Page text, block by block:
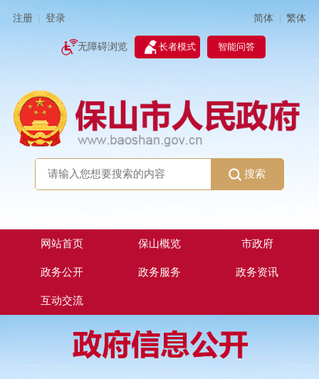
注册 登录 简体 | 繁体
无障碍浏览 长者模式 智能问答
搜索
网站首页 保山概览 市政府
政务公开 政务服务 政务资讯
互动交流